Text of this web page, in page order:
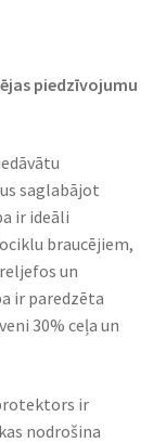
piedzīvojumu
saglabājot
ir ideāli
braucējiem,
un
ir paredzēta
30% ceļa un
ir
nodrošina